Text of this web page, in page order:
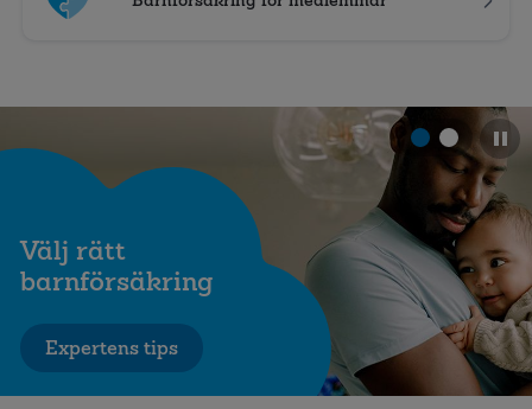
Välj rätt
barnförsäkring
Expertens tips